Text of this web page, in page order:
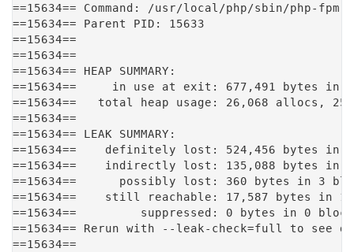
==15634== Command: /usr/local/php/sbin/php-
==15634== Parent PID: 15633
==15634==
==15634==
==15634== HEAP SUMMARY:
==15634==     in use at exit: 677,491 bytes in
==15634==   total heap usage: 26,068 allocs,
==15634==
==15634== LEAK SUMMARY:
==15634==    definitely lost: 524,456 bytes in
==15634==    indirectly lost: 135,088 bytes in
==15634==      possibly lost: 360 bytes in 3
==15634==    still reachable: 17,587 bytes in
==15634==         suppressed: 0 bytes in 0
==15634== Rerun with --leak-check=full to see
==15634==